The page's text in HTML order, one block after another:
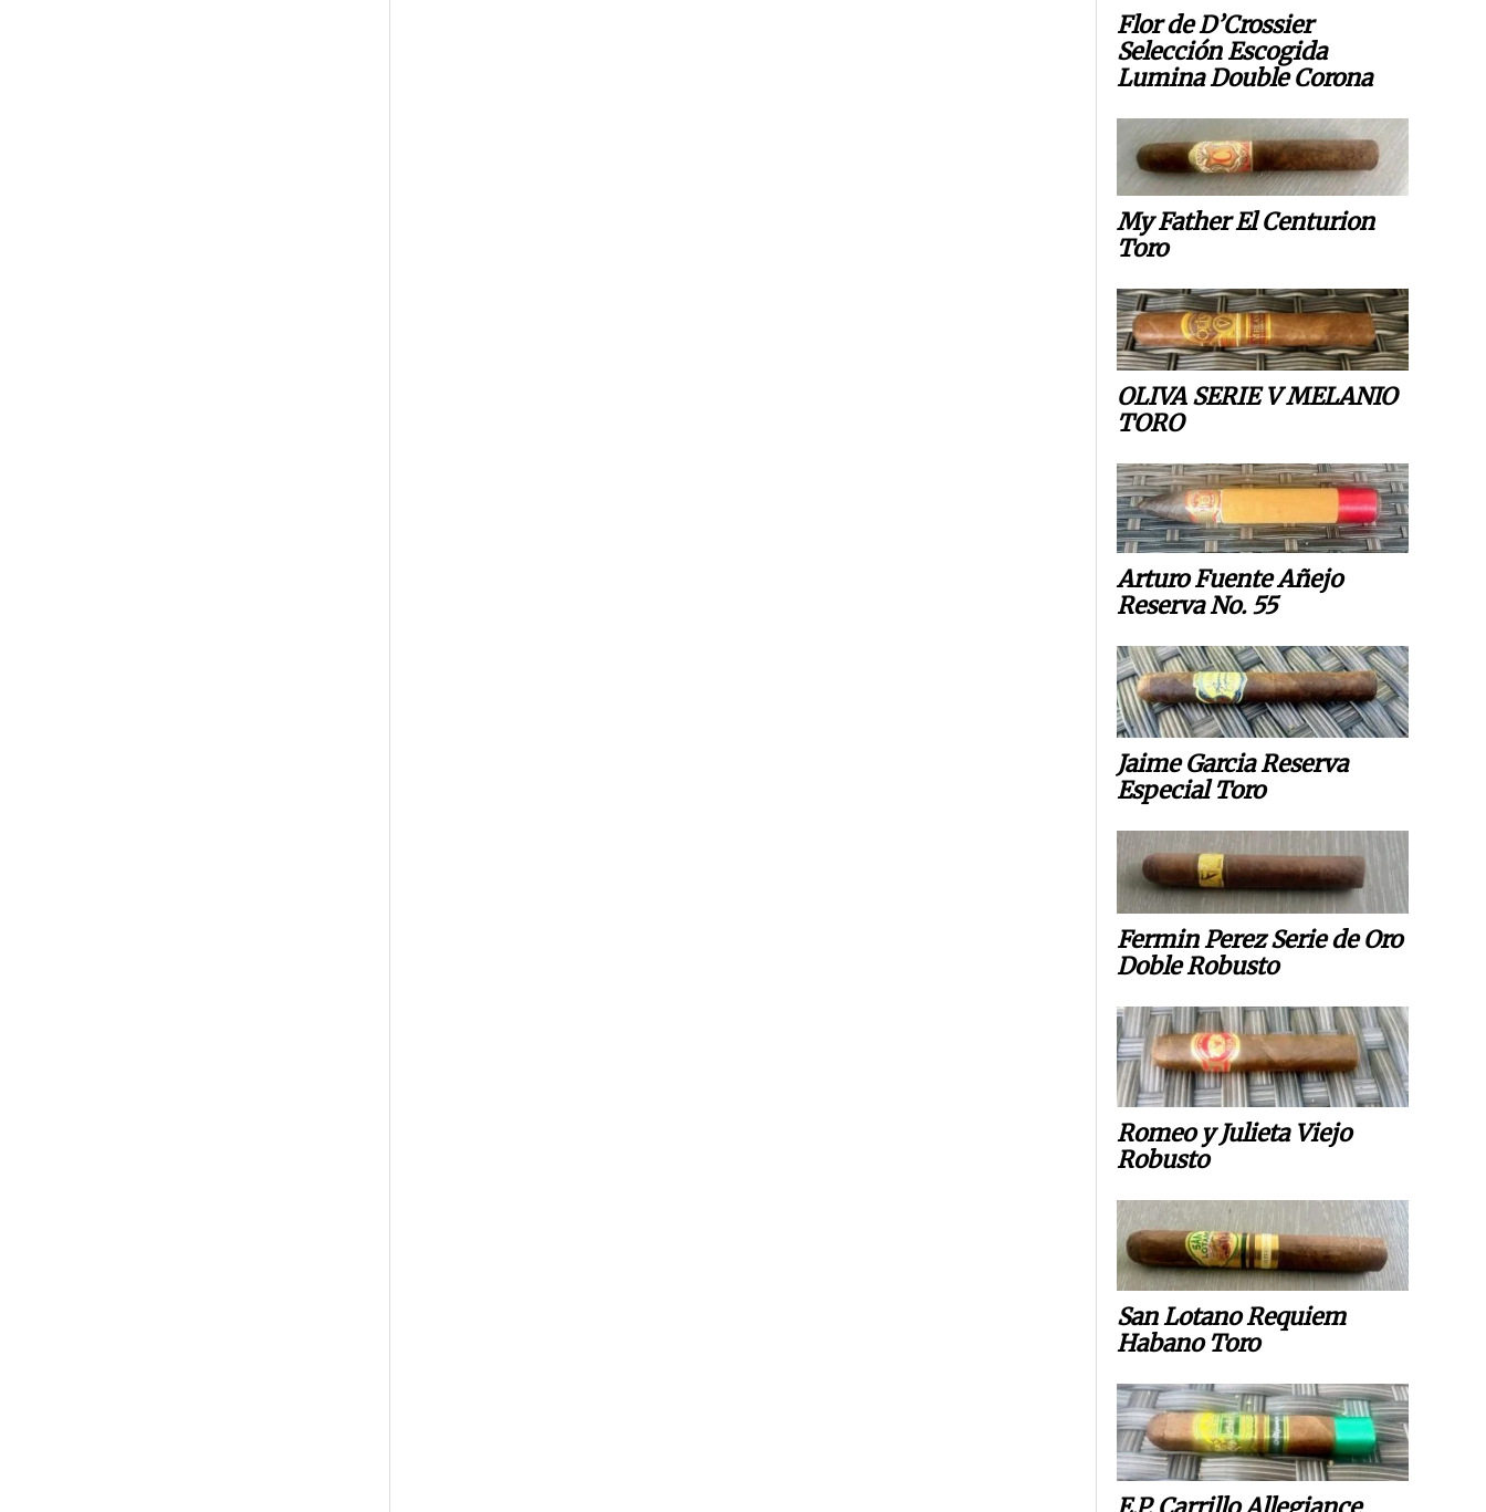
Flor de D’Crossier
Selección Escogida
Lumina Double Corona
My Father El Centurion
Toro
OLIVA SERIE V MELANIO
TORO
Arturo Fuente Añejo
Reserva No. 55
Jaime Garcia Reserva
Especial Toro
Fermin Perez Serie de Oro
Doble Robusto
Romeo y Julieta Viejo
Robusto
San Lotano Requiem
Habano Toro